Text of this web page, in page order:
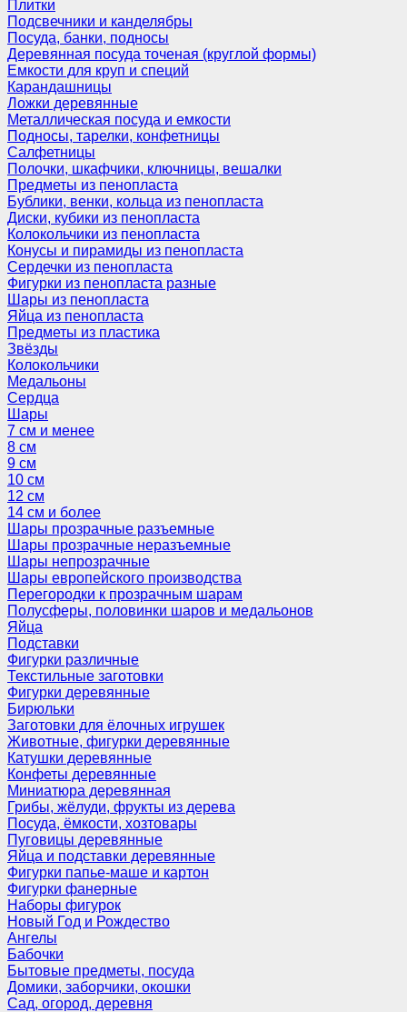
Плитки
Подсвечники и канделябры
Посуда, банки, подносы
Деревянная посуда точеная (круглой формы)
Емкости для круп и специй
Карандашницы
Ложки деревянные
Металлическая посуда и емкости
Подносы, тарелки, конфетницы
Салфетницы
Полочки, шкафчики, ключницы, вешалки
Предметы из пенопласта
Бублики, венки, кольца из пенопласта
Диски, кубики из пенопласта
Колокольчики из пенопласта
Конусы и пирамиды из пенопласта
Сердечки из пенопласта
Фигурки из пенопласта разные
Шары из пенопласта
Яйца из пенопласта
Предметы из пластика
Звёзды
Колокольчики
Медальоны
Сердца
Шары
7 см и менее
8 см
9 см
10 см
12 см
14 см и более
Шары прозрачные разъемные
Шары прозрачные неразъемные
Шары непрозрачные
Шары европейского производства
Перегородки к прозрачным шарам
Полусферы, половинки шаров и медальонов
Яйца
Подставки
Фигурки различные
Текстильные заготовки
Фигурки деревянные
Бирюльки
Заготовки для ёлочных игрушек
Животные, фигурки деревянные
Катушки деревянные
Конфеты деревянные
Миниатюра деревянная
Грибы, жёлуди, фрукты из дерева
Посуда, ёмкости, хозтовары
Пуговицы деревянные
Яйца и подставки деревянные
Фигурки папье-маше и картон
Фигурки фанерные
Наборы фигурок
Новый Год и Рождество
Ангелы
Бабочки
Бытовые предметы, посуда
Домики, заборчики, окошки
Сад, огород, деревня